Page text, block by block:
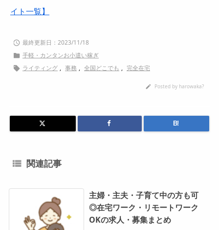
イト一覧】
 2023/11/18
 手軽・カンタンお小遣い稼ぎ
 ライティング , 事務 , 全国どこでも , 完全在宅
 Posted by harowaka?
B!
 関連記事
主婦・主夫・子育て中の方も可
◎在宅ワーク・リモートワーク
OKの求人・募集まとめ